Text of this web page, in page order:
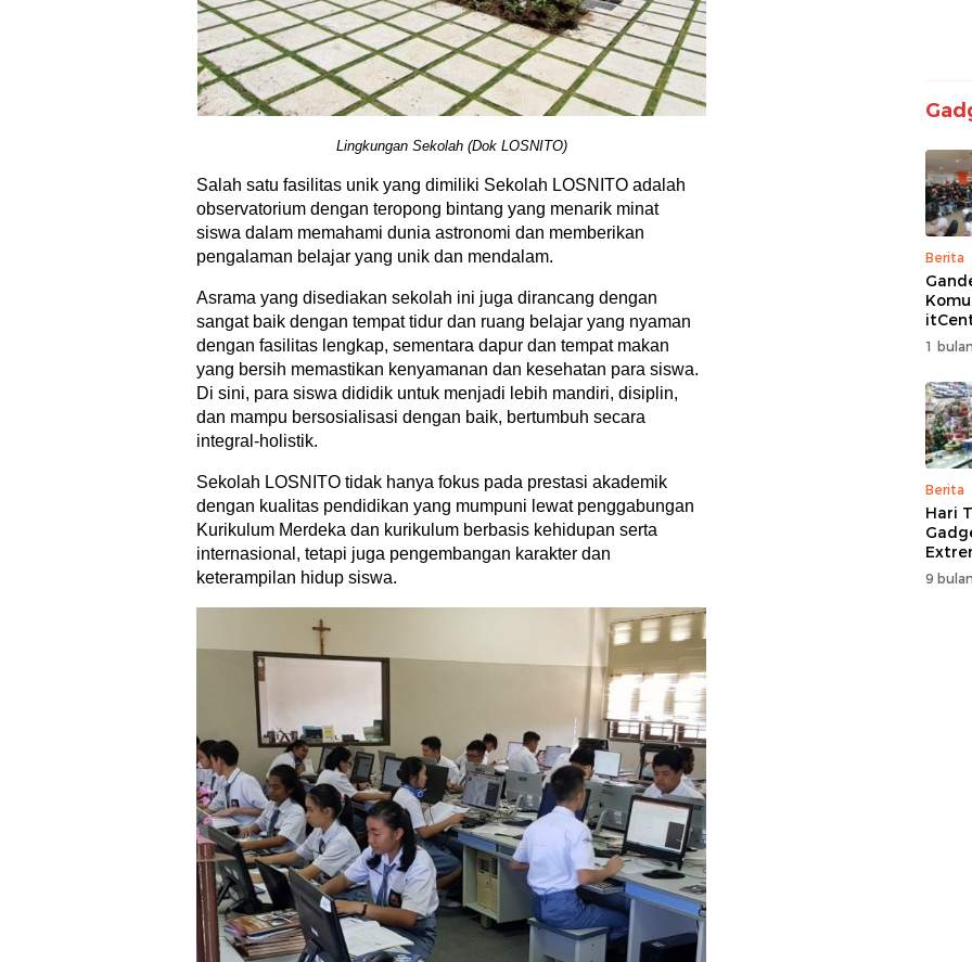
Lingkungan Sekolah (Dok LOSNITO)
Salah satu fasilitas unik yang dimiliki Sekolah LOSNITO adalah
observatorium dengan teropong bintang yang menarik minat
siswa dalam memahami dunia astronomi dan memberikan
pengalaman belajar yang unik dan mendalam.
Asrama yang disediakan sekolah ini juga dirancang dengan
sangat baik dengan tempat tidur dan ruang belajar yang nyaman
dengan fasilitas lengkap, sementara dapur dan tempat makan
yang bersih memastikan kenyamanan dan kesehatan para siswa.
Di sini, para siswa dididik untuk menjadi lebih mandiri, disiplin,
dan mampu bersosialisasi dengan baik, bertumbuh secara
integral-holistik.
Sekolah LOSNITO tidak hanya fokus pada prestasi akademik
dengan kualitas pendidikan yang mumpuni lewat penggabungan
Kurikulum Merdeka dan kurikulum berbasis kehidupan serta
internasional, tetapi juga pengembangan karakter dan
keterampilan hidup siswa.
Berita
Free
Siap
1
Berita
Hari
9